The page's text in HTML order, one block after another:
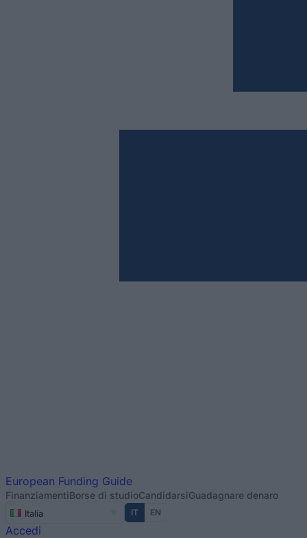
European Funding Guide
FinanziamentiBorse di studioCandidarsiGuadagnare denaro
Italia IT EN
Accedi